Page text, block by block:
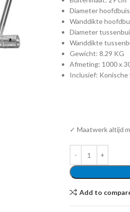
Diameter
Wanddikte
Diameter
Wanddikte
Gewicht: 8.29 KG
Afmeting: 1000 x
Inclusief: Konische
✓ Maatwerk altijd
Add to